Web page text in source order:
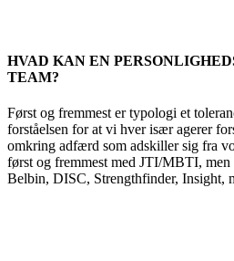
HVAD KAN EN
TEAM?
Først og fremmest er typologi et
forståelsen for at vi hver især agerer
omkring adfærd som adskiller sig fra
først og fremmest med JTI/MBTI, men
Belbin, DISC, Strengthfinder, Insight,